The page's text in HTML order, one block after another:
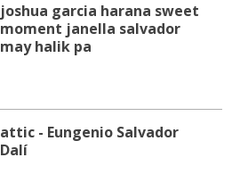
joshua garcia harana sweet
moment janella salvador
may halik pa
attic - Eungenio Salvador
Dalí